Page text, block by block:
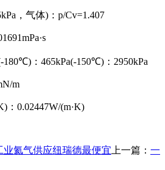
，气体)：p/Cv=1.407
：465kPa(-150℃)：2950kPa
m
：0.02447W/(m·K)
业氦气供应纽瑞德最便宜 上一篇： 一